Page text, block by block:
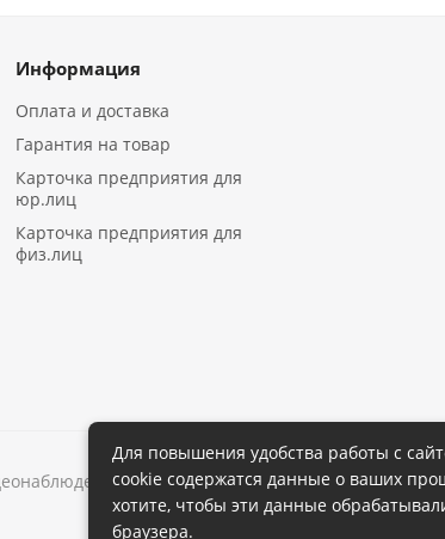
Информация
Оплата и доставка
Гарантия на товар
Карточка предприятия для
юр.лиц
Карточка предприятия для
физ.лиц
в ИркутскеПолитика
Для повышения удобства работы с
cookie содержатся данные о ваших
хотите, чтобы эти данные
браузера.